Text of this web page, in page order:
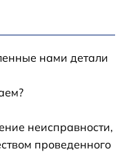
нами детали
неисправности,
проведенного